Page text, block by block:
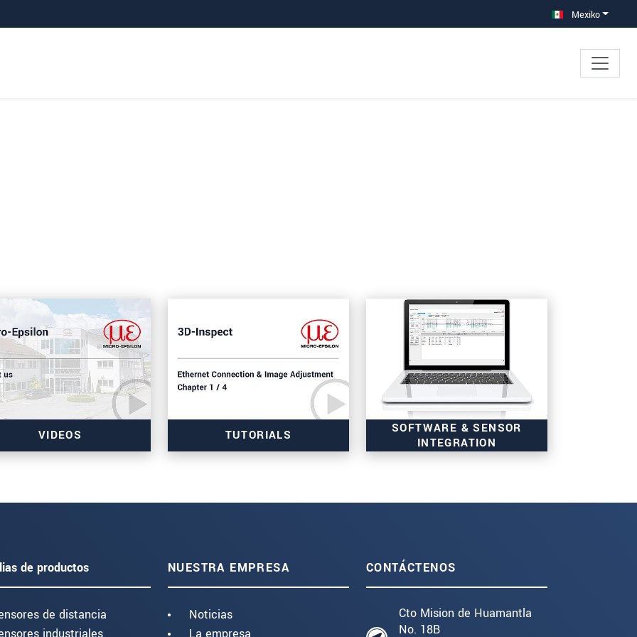
Mexiko
VIDEOS TUTORIALS
SOFTWARE & SENSOR
INTEGRATION
de productos
de distancia
NUESTRA EMPRESA
Noticias
CONTÁCTENOS
Cto Mision de Huamantla
No. 18B